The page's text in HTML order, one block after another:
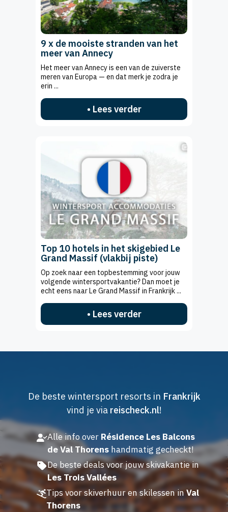
9 x de mooiste stranden van het
meer van Annecy
Het meer van Annecy is een van de zuiverste
meren van Europa — en dat merk je zodra je
erin ...
• Lees verder
Top 10 hotels in het skigebied Le
Grand Massif (vlakbij piste)
Op zoek naar een topbestemming voor jouw
volgende wintersportvakantie? Dan moet je
echt eens naar Le Grand Massif in Frankrijk ...
• Lees verder
De beste wintersport resorts in Frankrijk
vind je via reischeck.nl!
Alle info over Résidence Les Balcons
de Val Thorenshandmatig gecheckt!
De beste deals voor jouw skivakantie in
Les Trois Vallées
Tips voor skiverhuur en skilessen inVal
Thorens